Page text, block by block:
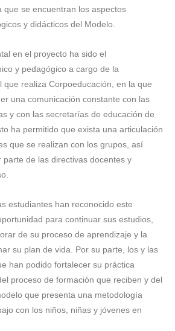
que se encuentran los aspectos
y didácticos del Modelo.
en el proyecto ha sido el
y pedagógico a cargo de la
que realiza Corpoeducación, en la que
una comunicación constante con las
y con las secretarías de educación de
ha permitido que exista una articulación
que se realizan con los grupos, así
parte de las directivas docentes y
estudiantes han reconocido este
para continuar sus estudios,
de su proceso de aprendizaje y la
su plan de vida. Por su parte, los y las
han podido fortalecer su práctica
proceso de formación que reciben y del
que presenta una metodología
con los niños, niñas y jóvenes en